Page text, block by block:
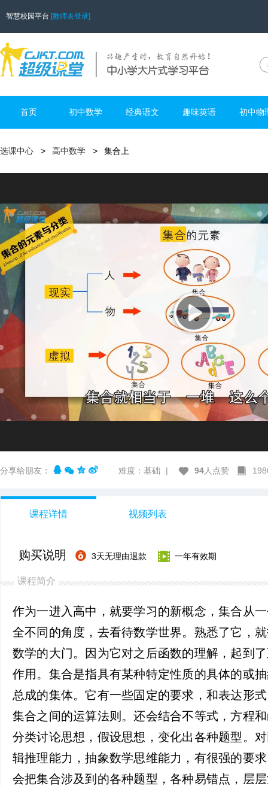
智慧校园平台 [教师去登录]
首页 初中数学 经典语文 趣味英语 初中物
选课中心 高中数学 集合上
分享给朋友： 难度：基础 | 94人点赞
课程详情 视频列表
购买说明 3天无理由退款 一年有效期
课程简介
作为一进入高中，就要学习的新概念，集合从
全不同的角度，去看待数学世界。熟悉了它，
数学的大门。因为它对之后函数的理解，起到
作用。集合是指具有某种特定性质的具体的或
总成的集体。它有一些固定的要求，和表达形
集合之间的运算法则。还会结合不等式，方程
分类讨论思想，假设思想，变化出各种题型。
辑推理能力，抽象数学思维能力，有很强的要
会把集合涉及到的各种题型，各种易错点，层